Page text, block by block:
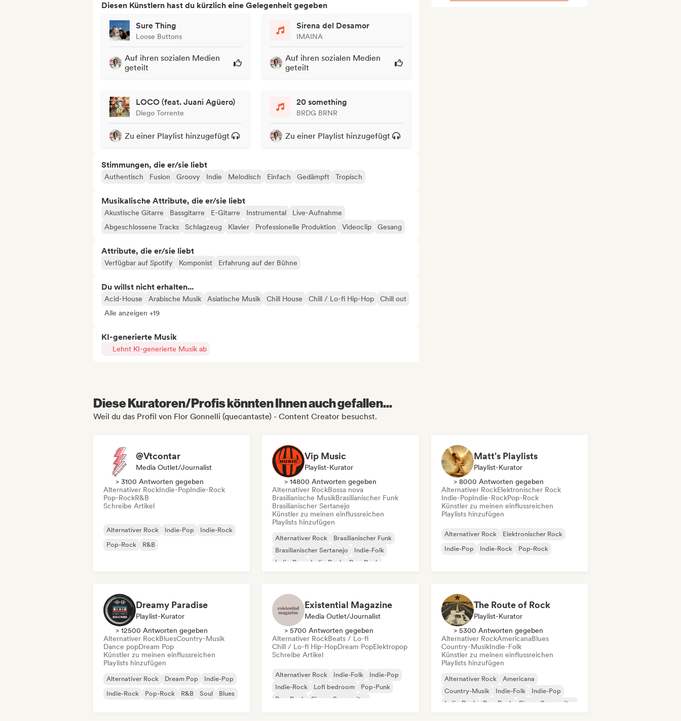
Diesen Künstlern hast du kürzlich eine Gelegenheit gegeben
Sure Thing
Loose Buttons
Auf ihren sozialen Medien
geteilt
Sirena del Desamor
IMAINA
Auf ihren sozialen Medien
geteilt
LOCO (feat. Juani Agüero)
Diego Torrente
Zu einer Playlist hinzugefügt
20 something
BRDG BRNR
Zu einer Playlist hinzugefügt
Stimmungen, die er/sie liebt
Authentisch Fusion Groovy Indie Melodisch Einfach Gedämpft Tropisch
Musikalische Attribute, die er/sie liebt
Akustische Gitarre Bassgitarre E-Gitarre Instrumental
Live-Aufnahme
Abgeschlossene Tracks
Schlagzeug Klavier Professionelle Produktion Videoclip Gesang
Attribute, die er/sie liebt
Verfügbar auf Spotify Komponist Erfahrung auf der Bühne
Du willst nicht erhalten...
Acid-House Arabische Musik Asiatische Musik Chill House Chill / Lo-fi Hip-Hop
Chill out
Alle anzeigen +19
KI-generierte Musik
Lehnt KI-generierte Musik ab
Diese Kuratoren/Profis könnten Ihnen auch gefallen...
Weil du das Profil von Flor Gonnelli (quecantaste) - Content Creator besuchst.
@Vtcontar
Media Outlet/Journalist
> 3100 Antworten gegeben
Alternativer RockIndie-PopIndie-Rock
Pop-RockR&B
Schreibe Artikel
Alternativer Rock Indie-Pop
Indie-Rock
Pop-Rock
R&B
Vip Music
Playlist-Kurator
> 14800 Antworten gegeben
Alternativer RockBossa nova
Brasilianische MusikBrasilianischer Funk
Brasilianischer Sertanejo
Künstler zu meinen einflussreichen
Playlists hinzufügen
Alternativer Rock
Brasilianischer Funk
Brasilianischer Sertanejo
Indie-Folk
Indie-Pop
Indie-Rock
Pop-Rock
Matt's Playlists
Playlist-Kurator
> 8000 Antworten gegeben
Alternativer RockElektronischer Rock
Indie-PopIndie-RockPop-Rock
Künstler zu meinen einflussreichen
Playlists hinzufügen
Alternativer Rock
Elektronischer Rock
Indie-Pop
Indie-Rock Pop-Rock
Dreamy Paradise
Playlist-Kurator
> 12500 Antworten gegeben
Alternativer RockBluesCountry-Musik
Dance popDream Pop
Künstler zu meinen einflussreichen
Playlists hinzufügen
Alternativer Rock Dream Pop
Indie-Pop
Indie-Rock
Pop-Rock R&B Soul Blues
Existential Magazine
Media Outlet/Journalist
> 5700 Antworten gegeben
Alternativer RockBeats / Lo-fi
Chill / Lo-fi Hip-HopDream PopElektropop
Schreibe Artikel
Alternativer Rock Indie-Folk
Indie-Pop
Indie-Rock
Lofi bedroom
Pop-Punk
Pop-Rock
Singer-Songwriter
The Route of Rock
Playlist-Kurator
> 5300 Antworten gegeben
Alternativer RockAmericanaBlues
Country-MusikIndie-Folk
Künstler zu meinen einflussreichen
Playlists hinzufügen
Alternativer Rock
Americana
Country-Musik
Indie-Folk
Indie-Pop
Indie-Rock
Pop-Rock Singer-Songwriter